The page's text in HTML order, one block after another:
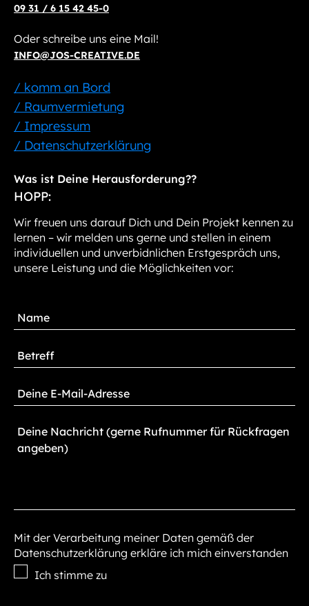
09 31 / 6 15 42 45-0
Oder schreibe uns eine Mail!
INFO@JOS-CREATIVE.DE
/ komm an Bord
/ Raumvermietung
/ Impressum
/ Datenschutzerklärung
Was ist Deine Herausforderung??
HOPP:
Wir freuen uns darauf Dich und Dein Projekt kennen zu
lernen – wir melden uns gerne und stellen in einem
individuellen und unverbidnlichen Erstgespräch uns,
unsere Leistung und die Möglichkeiten vor:
Mit der Verarbeitung meiner Daten gemäß der
Datenschutzerklärung erkläre ich mich einverstanden
Ich stimme zu